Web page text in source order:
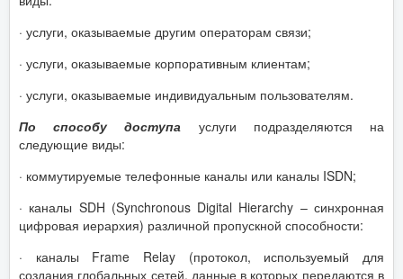
· услуги, оказываемые другим операторам связи;
· услуги, оказываемые корпоративным клиентам;
· услуги, оказываемые индивидуальным пользователям.
По способу доступа услуги подразделяются на
следующие виды:
· коммутируемые телефонные каналы или каналы ISDN;
· каналы SDH (Synchronous Digital Hierarchy – синхронная
цифровая иерархия) различной пропускной способности:
· каналы Frame Relay (протокол, используемый для
создания глобальных сетей, данные в которых передаются в